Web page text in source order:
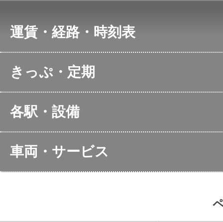
運賃・経路・時刻表
アクセス検索
東海道・山陽新幹線の時
刻表
ＪＲ東海
のぞみの全席指定席
在来線特
きっぷ・定期
定期運賃検索
通勤・通学定期券のご購
入方法
在来線特
お得なきっぷ
きっぷの
各駅・設備
主な駅のご案内
お身体の不自由なお客
お忘れ物
車両・サービス
無料Wi-